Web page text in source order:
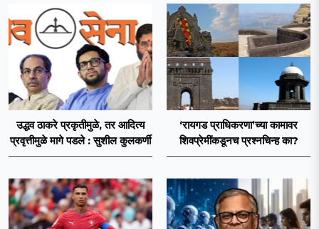
उद्धव ठाकरे प्रकृतीमुळे, तर आदित्य
प्रवृत्तीमुळे मागे पडले : सुशील कुलकर्णी
‘रायगड प्राधिकरणा’च्या कामावर
शिवप्रेमींकडूनच प्रश्नचिन्ह का?